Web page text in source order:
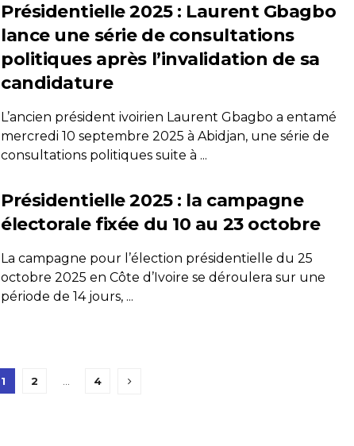
Présidentielle 2025 : Laurent Gbagbo
lance une série de consultations
politiques après l’invalidation de sa
candidature
L’ancien président ivoirien Laurent Gbagbo a entamé
mercredi 10 septembre 2025 à Abidjan, une série de
consultations politiques suite à ...
Présidentielle 2025 : la campagne
électorale fixée du 10 au 23 octobre
La campagne pour l’élection présidentielle du 25
octobre 2025 en Côte d’Ivoire se déroulera sur une
période de 14 jours, ...
1 2 … 4